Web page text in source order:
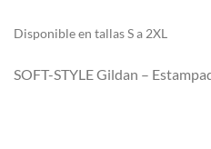
Disponible en tallas S a 2XL
SOFT-STYLE Gildan –